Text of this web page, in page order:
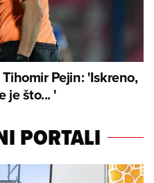
Pejin: 'Iskreno,
je što... '
PORTALI